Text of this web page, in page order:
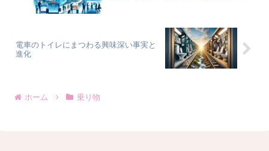
電車のトイレにまつわる興味深い事実と
進化
ホーム 乗り物